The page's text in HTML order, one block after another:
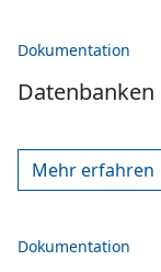
Dokumentation
Datenbanken
Mehr erfahren
Dokumentation